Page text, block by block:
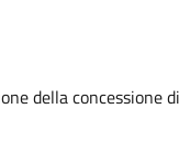
della concessione